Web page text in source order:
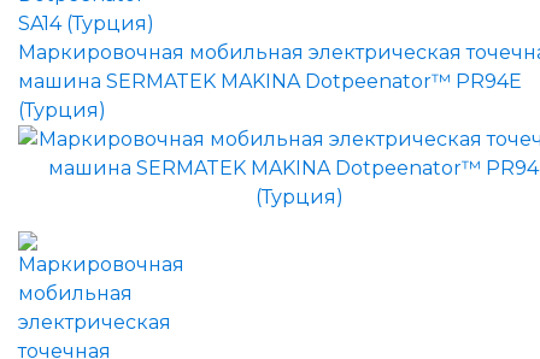
Маркировочная мобильная электрическая
машина SERMATEK MAKINA Dotpeenator™ PR94E
(Турция)